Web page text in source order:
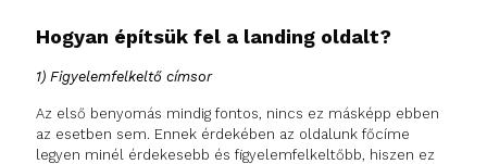
Hogyan építsük fel a landing oldalt?
1) Figyelemfelkeltő címsor
Az első benyomás mindig fontos, nincs ez másképp ebben
az esetben sem. Ennek érdekében az oldalunk főcíme
legyen minél érdekesebb és figyelemfelkeltőbb, hiszen ez